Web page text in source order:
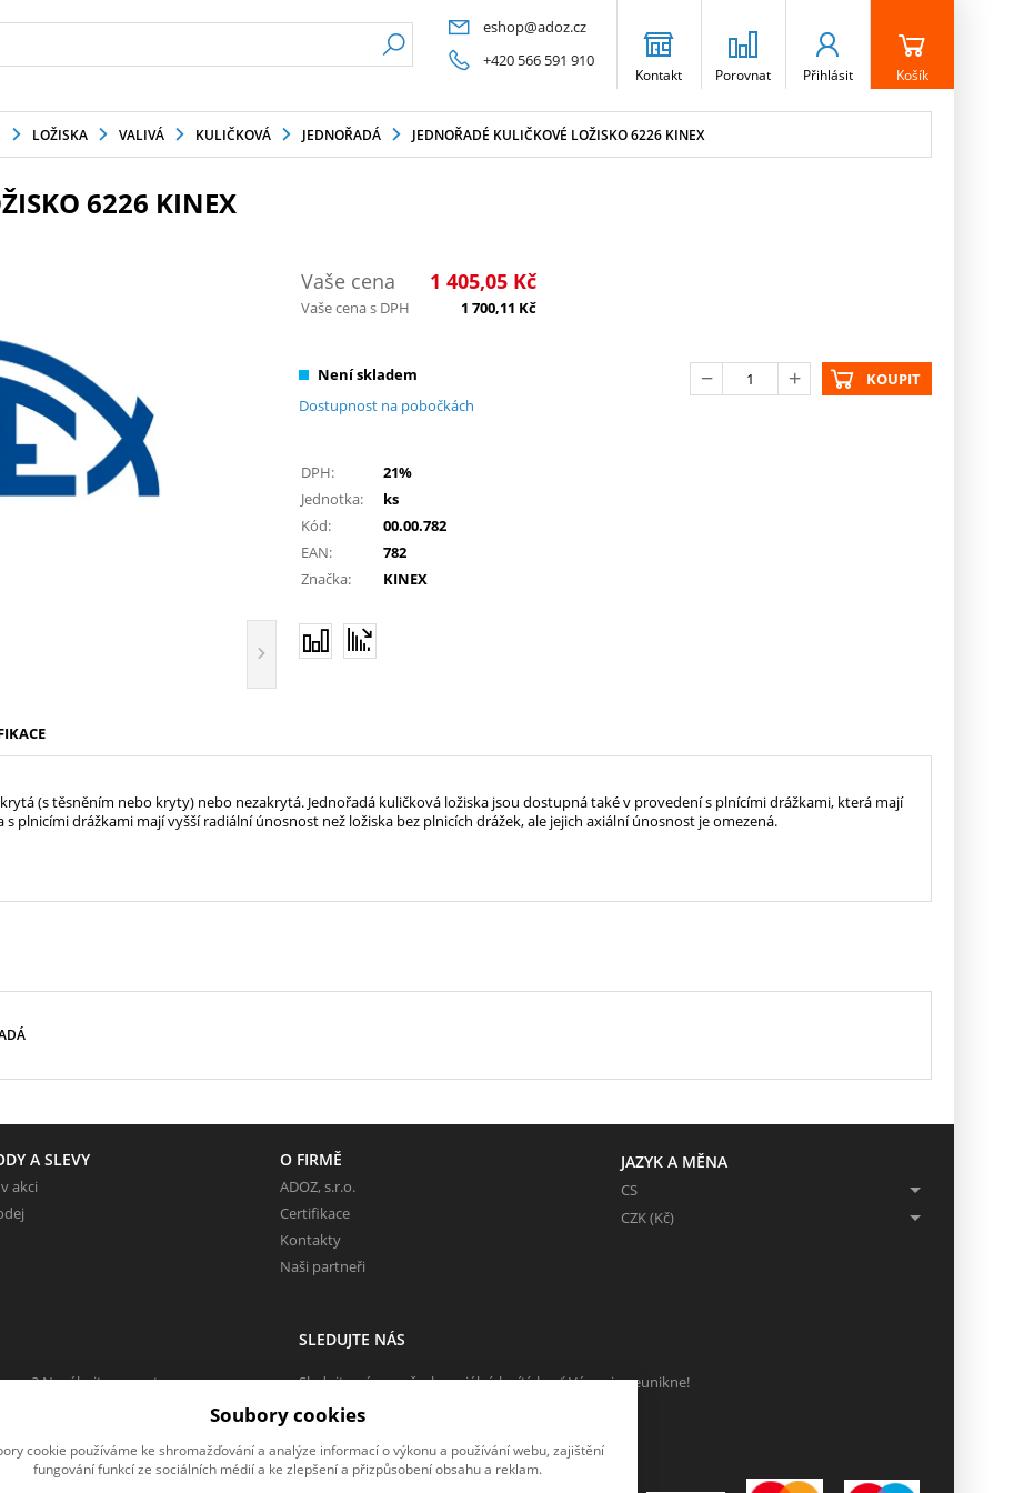
eshop@adoz.cz
+420 566 591 910
Kontakt Porovnat Přihlásit Košík
LOŽISKA VALIVÁ KULIČKOVÁ JEDNOŘADÁ JEDNOŘADÉ KULIČKOVÉ LOŽISKO 6226 KINEX
6226 KINEX
Vaše cena 1 405,05 Kč
Vaše cena s DPH 1 700,11 Kč
Není skladem
Dostupnost na pobočkách
KOUPIT
DPH:
21%
Jednotka:
ks
Kód:
00.00.782
EAN:
782
Značka:
KINEX
(s těsněním nebo kryty) nebo nezakrytá. Jednořadá kuličková ložiska jsou dostupná také v provedení s plnícími drážkami, která mají
plnicími drážkami mají vyšší radiální únosnost než ložiska bez plnicích drážek, ale jejich axiální únosnost je omezená.
A SLEVY
akci
O FIRMĚ
ADOZ, s.r.o.
Certifikace
Kontakty
Naši partneři
JAZYK A MĚNA
CS
CZK (Kč)
Neváhejte napsat.
SLEDUJTE NÁS
Sledujte nás na všech sociálních sítích, ať Vám nic neunikne!
Soubory cookies
cookie používáme ke shromažďování a analýze informací o výkonu a používání webu, zajištění
fungování funkcí ze sociálních médií a ke zlepšení a přizpůsobení obsahu a reklam.